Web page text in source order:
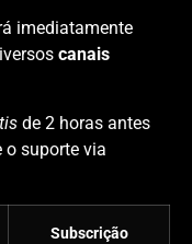
imediatamente
canais
de 2 horas antes
o suporte via
Subscrição